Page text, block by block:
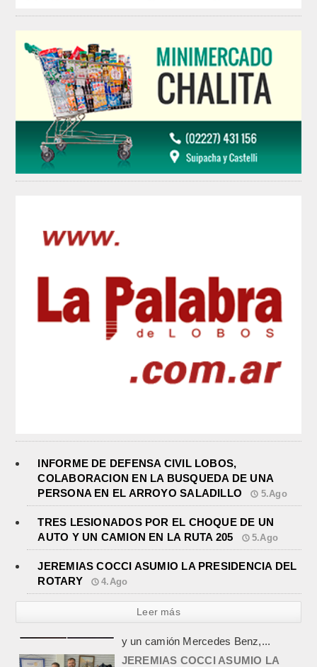
INFORME DE DEFENSA CIVIL LOBOS,
COLABORACION EN LA BUSQUEDA DE UNA
PERSONA EN EL ARROYO SALADILLO
5.Ago
TRES LESIONADOS POR EL CHOQUE DE UN
AUTO Y UN CAMION EN LA RUTA 205
5.Ago
JEREMIAS COCCI ASUMIO LA PRESIDENCIA DEL
ROTARY
4.Ago
Leer más
PRESIDENCIA DEL ROTARY
agosto 4, 2026